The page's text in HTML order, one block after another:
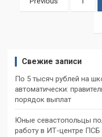
записей
Свежие записи
По 5 тысяч рублей на
автоматически:
порядок выплат
Юные севастопольцы
работу в ИТ-центре ПСБ